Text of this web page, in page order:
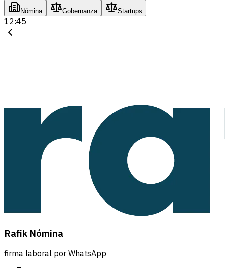
Nómina Gobernanza Startups
12:45
Rafik Nómina
firma laboral por WhatsApp